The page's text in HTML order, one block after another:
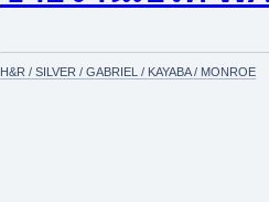
H&R / SILVER / GABRIEL / KAYABA / MONROE